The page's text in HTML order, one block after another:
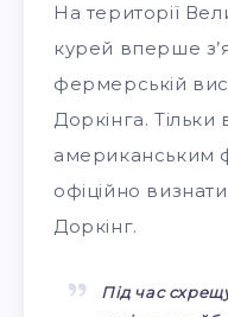
На території
курей вперше
фермерській
Доркінга. Тільки
американським
офіційно
Доркінг.
Під час